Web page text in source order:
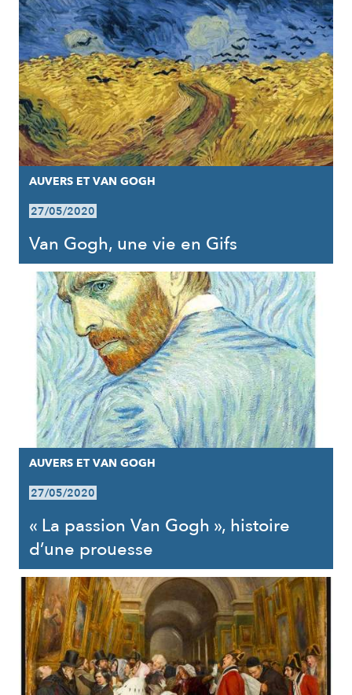
AUVERS ET VAN GOGH
27/05/2020
Van Gogh, une vie en Gifs
AUVERS ET VAN GOGH
27/05/2020
« La passion Van Gogh », histoire
d’une prouesse